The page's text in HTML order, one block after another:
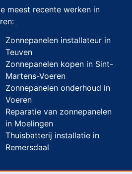
meest recente werken in
Zonnepanelen installateur in
Teuven
Zonnepanelen kopen in Sint-
Martens-Voeren
Zonnepanelen onderhoud in
Voeren
Reparatie van zonnepanelen
in Moelingen
Thuisbatterij installatie in
Remersdaal